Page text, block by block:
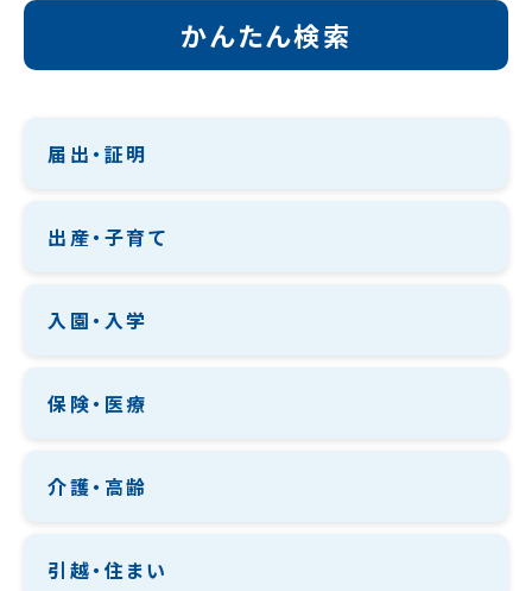
かんたん検索
届出・証明
出産・子育て
入園・入学
保険・医療
介護・高齢
引越・住まい